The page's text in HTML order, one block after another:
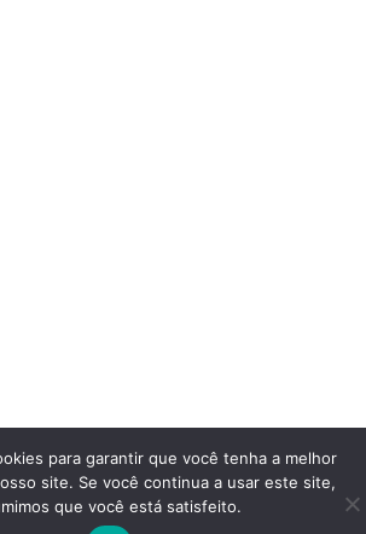
para garantir que você tenha a melhor
site. Se você continua a usar este site,
que você está satisfeito.